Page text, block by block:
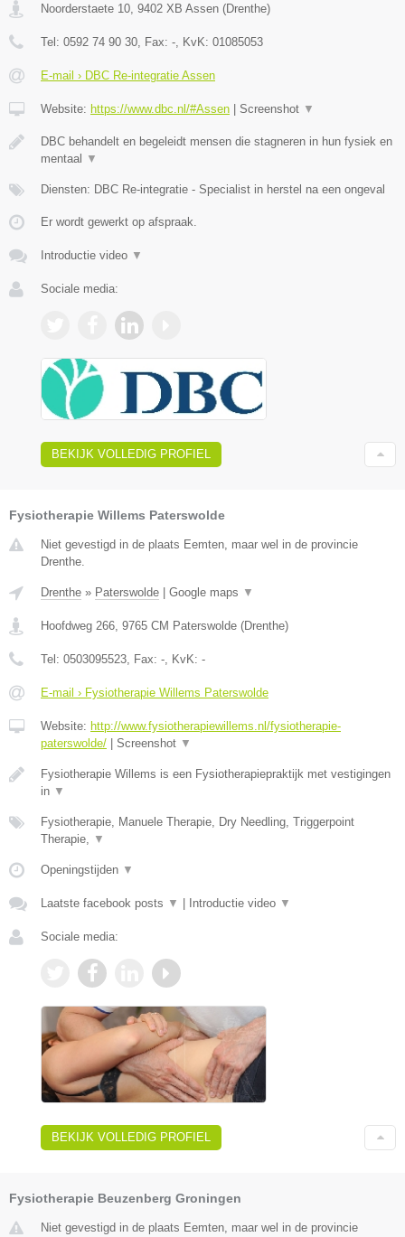
Noorderstaete 10 9402 XB Assen (Drenthe)
Tel: 0592 74 90 30 , Fax: - , KvK: 01085053
E-mail › DBC Re-integratie Assen
Website: https://www.dbc.nl/#Assen Screenshot ▼
DBC behandelt en begeleidt mensen die stagneren in hun fysiek en
mentaal
▼
Diensten: DBC Re-integratie - Specialist in herstel na een ongeval
Er wordt gewerkt op afspraak.
Introductie video ▼
Sociale media:
BEKIJK VOLLEDIG PROFIEL
Fysiotherapie Willems Paterswolde
Niet gevestigd in de plaats Eemten, maar wel in de provincie
Drenthe.
Drenthe » Paterswolde Google maps ▼
Hoofdweg 266, 9765 CM Paterswolde (Drenthe)
Tel: 0503095523, Fax: -, KvK: -
E-mail › Fysiotherapie Willems Paterswolde
Website: http://www.fysiotherapiewillems.nl/fysiotherapie-
paterswolde/
Screenshot ▼
Fysiotherapie Willems is een Fysiotherapiepraktijk met vestigingen
in ▼
Fysiotherapie, Manuele Therapie, Dry Needling, Triggerpoint
Therapie, ▼
Openingstijden ▼
Laatste facebook posts ▼ Introductie video ▼
Sociale media:
BEKIJK VOLLEDIG PROFIEL
Fysiotherapie Beuzenberg Groningen
Niet gevestigd in de plaats Eemten, maar wel in de provincie